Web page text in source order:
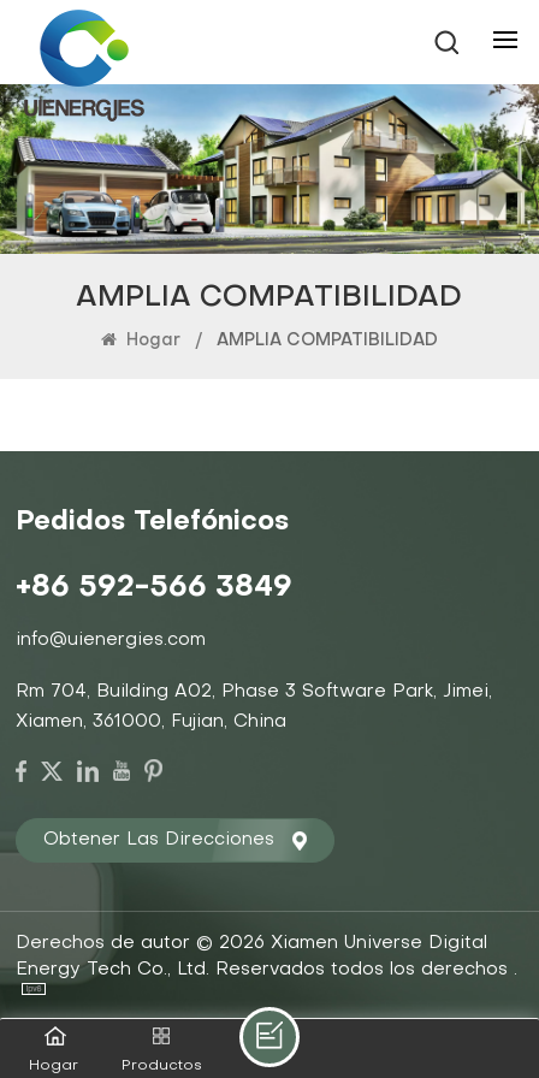
AMPLIA COMPATIBILIDAD
Hogar / AMPLIA COMPATIBILIDAD
Pedidos Telefónicos
+86 592-566 3849
info@uienergies.com
Rm 704, Building A02, Phase 3 Software Park, Jimei,
Xiamen, 361000, Fujian, China
Obtener Las Direcciones
Derechos de autor © 2026 Xiamen Universe Digital
Energy Tech Co., Ltd. Reservados todos los derechos .
Hogar Productos